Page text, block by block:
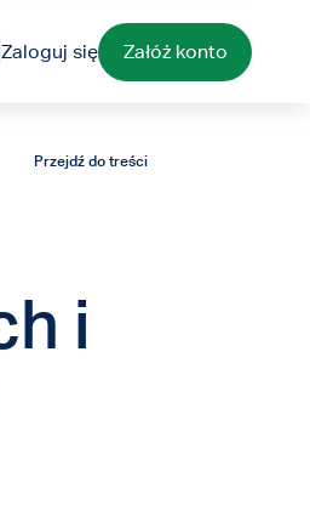
Przejdź do treści
Zaloguj się Załóż konto
i